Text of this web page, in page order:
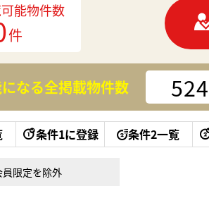
能物件数
件
なる全掲載物件数 524
条件1に登録 条件2一覧
員限定を除外